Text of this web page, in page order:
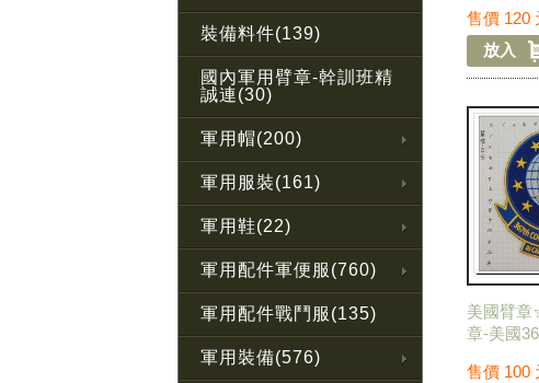
裝備料件(139)
國內軍用臂章-幹訓班精
誠連(30)
軍用帽(200)
軍用服裝(161)
軍用鞋(22)
軍用配件軍便服(760)
軍用配件戰鬥服(135)
軍用裝備(576)
售價 120
美國臂
章-美國
售價 100